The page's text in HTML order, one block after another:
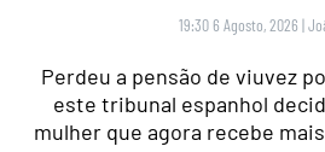
19:30 6 Agosto, 2026 |
Perdeu a pensão de viuvez
este tribunal espanhol
mulher que agora recebe